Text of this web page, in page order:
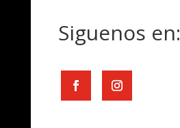
Siguenos en: